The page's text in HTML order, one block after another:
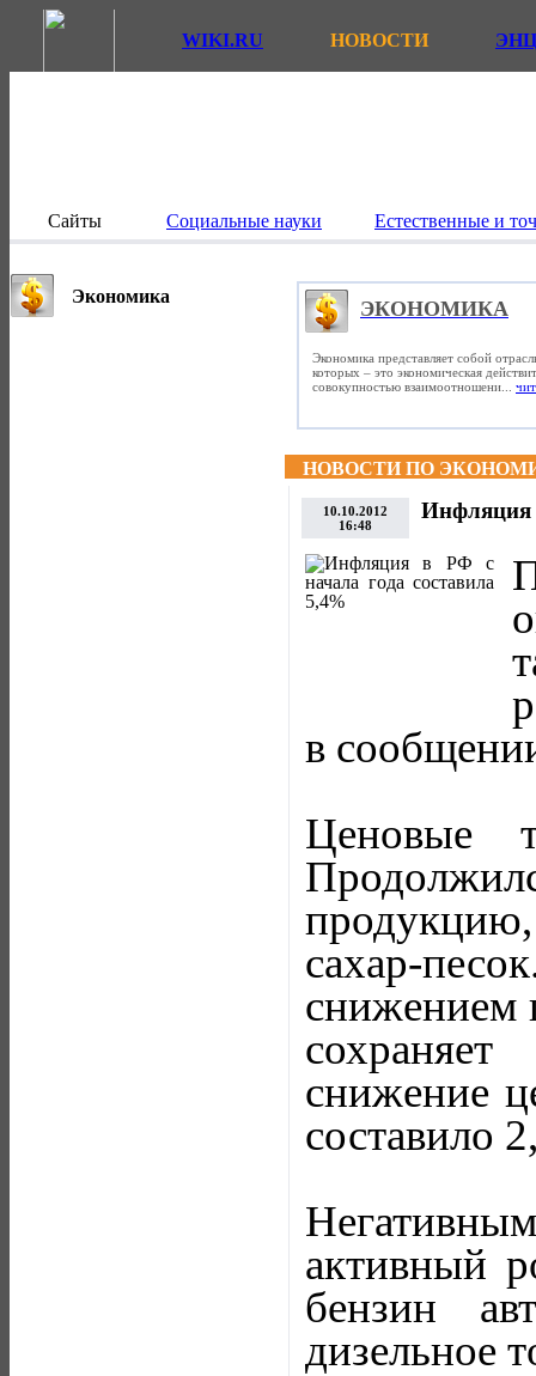
WIKI.RU НОВОСТИ
Сайты Социальные науки Естественные и
Экономика
ЭКОНОМИКА
Экономика представляет собой
которых – это экономическая
совокупностью взаимоотношени...
НОВОСТИ ПО
10.10.2012
16:48
Инфляция
в
Ценовые
сахар-
снижением
снижение
составило
активный
бензин
дизельное